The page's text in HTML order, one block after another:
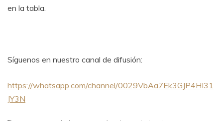
en la tabla.
Síguenos en nuestro canal de difusión:
https://whatsapp.com/channel/0029VbAa7Ek3GJP4HI31
JY3N